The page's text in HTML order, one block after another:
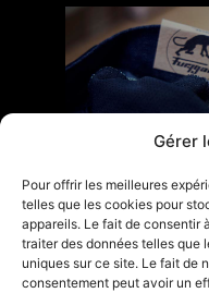
Gérer
Pour offrir les meilleures
telles que les cookies pour
appareils. Le fait de consentir
traiter des données telles que
uniques sur ce site. Le fait de
consentement peut avoir un